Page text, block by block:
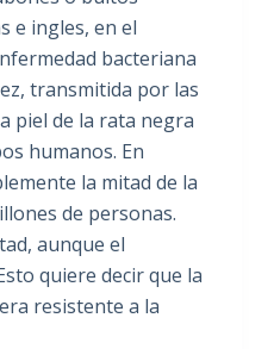
e ingles, en el
bacteriana
transmitida por las
piel de la rata negra
humanos. En
la mitad de la
de personas.
aunque el
quiere decir que la
resistente a la